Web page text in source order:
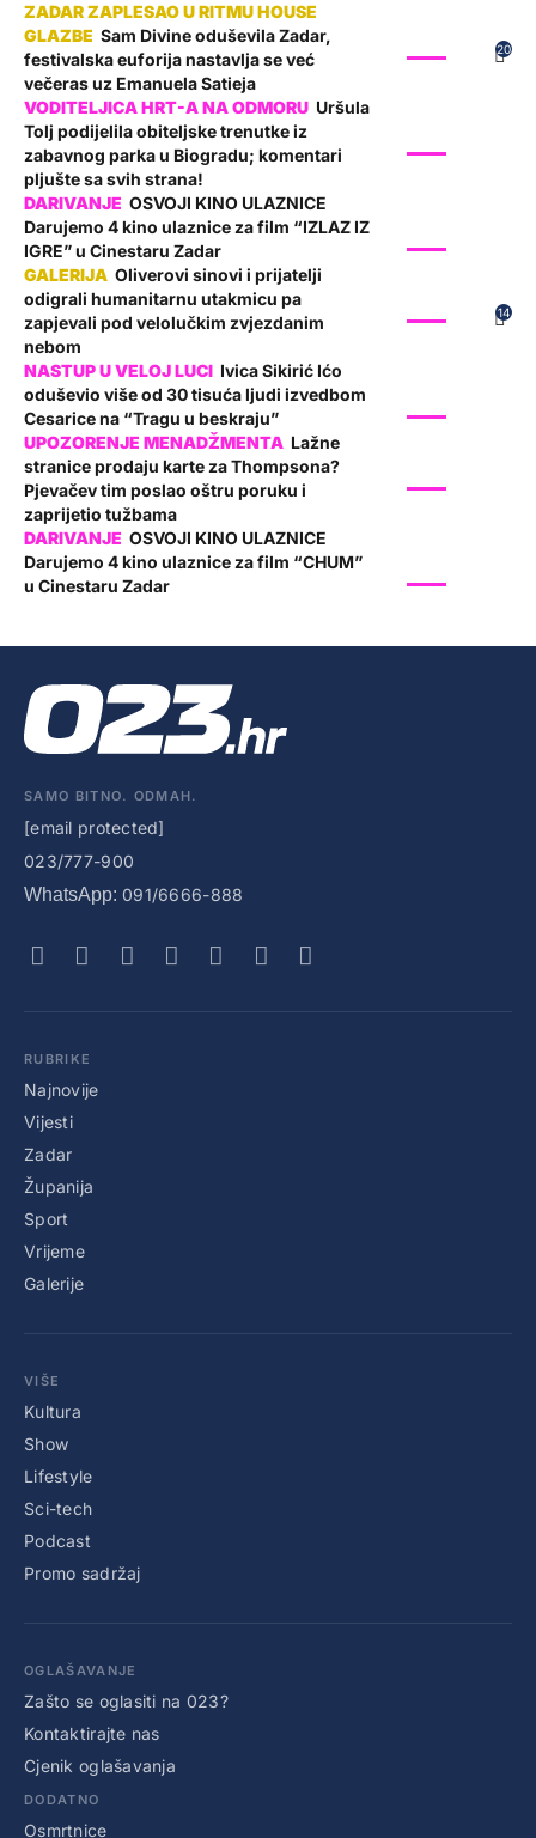
20
Sam Divine oduševila Zadar,
festivalska euforija nastavlja se već
večeras uz Emanuela Satieja
Uršula
Tolj podijelila obiteljske trenutke iz
zabavnog parka u Biogradu; komentari
pljušte sa svih strana!
OSVOJI KINO ULAZNICE
Darujemo 4 kino ulaznice za film “IZLAZ IZ
IGRE” u Cinestaru Zadar
14
Oliverovi sinovi i prijatelji
odigrali humanitarnu utakmicu pa
zapjevali pod velolučkim zvjezdanim
nebom
Ivica Sikirić Ićo
oduševio više od 30 tisuća ljudi izvedbom
Cesarice na “Tragu u beskraju”
Lažne
stranice prodaju karte za Thompsona?
Pjevačev tim poslao oštru poruku i
zaprijetio tužbama
OSVOJI KINO ULAZNICE
Darujemo 4 kino ulaznice za film “CHUM”
u Cinestaru Zadar
SAMO BITNO. ODMAH.
[email protected]
023/777-900
WhatsApp: 091/6666-888
RUBRIKE
Najnovije
Vijesti
Zadar
Županija
Sport
Vrijeme
Galerije
VIŠE
Kultura
Show
Lifestyle
Sci-tech
Podcast
Promo sadržaj
OGLAŠAVANJE
Zašto se oglasiti na 023?
Kontaktirajte nas
Cjenik oglašavanja
DODATNO
Osmrtnice